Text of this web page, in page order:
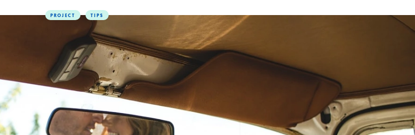
PROJECT TIPS